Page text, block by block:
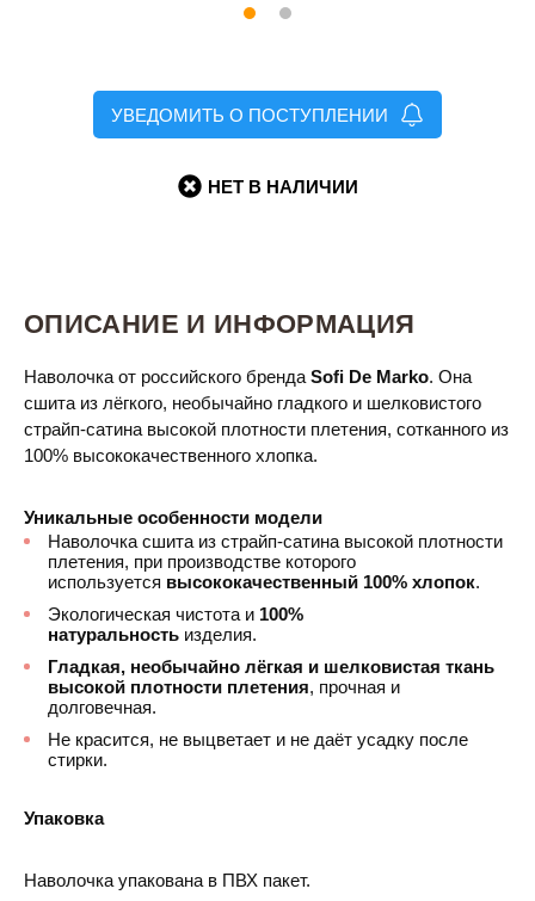
УВЕДОМИТЬ О ПОСТУПЛЕНИИ
НЕТ В НАЛИЧИИ
ОПИСАНИЕ И ИНФОРМАЦИЯ
Наволочка от российского бренда Sofi De Marko. Она
сшита из лёгкого, необычайно гладкого и шелковистого
страйп-сатина высокой плотности плетения, сотканного из
100% высококачественного хлопка.
Уникальные особенности модели
Наволочка сшита из страйп-сатина высокой плотности
плетения, при производстве которого
используется высококачественный 100% хлопок.
Экологическая чистота и 100%
натуральность изделия.
Гладкая, необычайно лёгкая и шелковистая ткань
высокой плотности плетения, прочная и
долговечная.
Не красится, не выцветает и не даёт усадку после
стирки.
Упаковка
Наволочка упакована в ПВХ пакет.